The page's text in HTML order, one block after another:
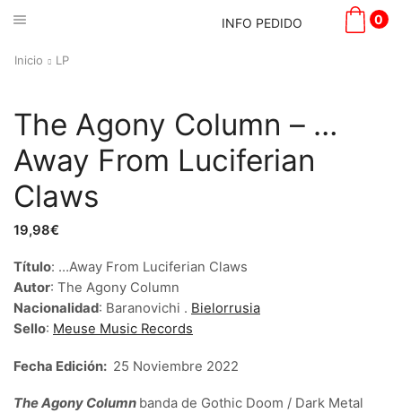
INFO PEDIDO 0
Inicio LP
The Agony Column – …
Away From Luciferian
Claws
19,98€
Título: …Away From Luciferian Claws
Autor: The Agony Column
Nacionalidad: Baranovichi . Bielorrusia
Sello: Meuse Music Records
Fecha Edición: 25 Noviembre 2022
The Agony Column banda de Gothic Doom / Dark Metal